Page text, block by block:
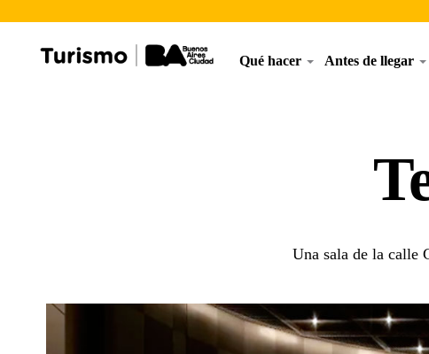
Qué hacer Antes de llegar
Una sala de la calle